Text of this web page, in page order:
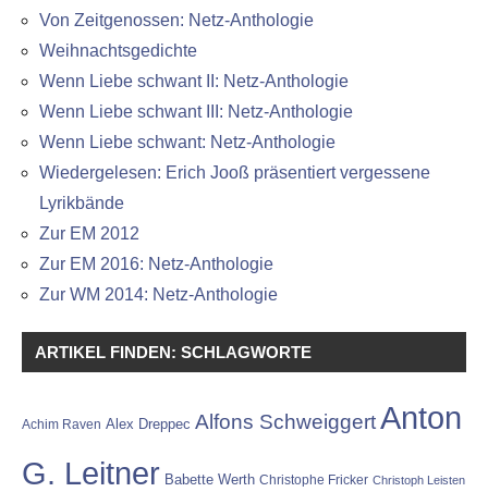
Von Zeitgenossen: Netz-Anthologie
Weihnachtsgedichte
Wenn Liebe schwant II: Netz-Anthologie
Wenn Liebe schwant III: Netz-Anthologie
Wenn Liebe schwant: Netz-Anthologie
Wiedergelesen: Erich Jooß präsentiert vergessene
Lyrikbände
Zur EM 2012
Zur EM 2016: Netz-Anthologie
Zur WM 2014: Netz-Anthologie
ARTIKEL FINDEN: SCHLAGWORTE
Achim Raven Alex Dreppec Alfons SchweiggertAnton
G. Leitner Babette Werth Christophe Fricker Christoph Leisten